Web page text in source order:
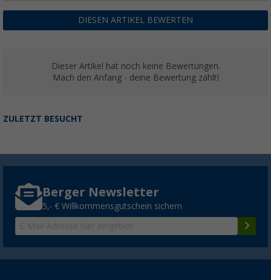
DIESEN ARTIKEL BEWERTEN
Dieser Artikel hat noch keine Bewertungen.
Mach den Anfang - deine Bewertung zählt!
ZULETZT BESUCHT
Berger Newsletter
5,- € Willkommensgutschein sichern